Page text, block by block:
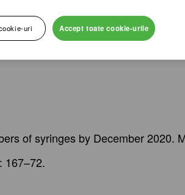
of syringes by December 2020.
167–72.
Accept toate cookie-urile
uri